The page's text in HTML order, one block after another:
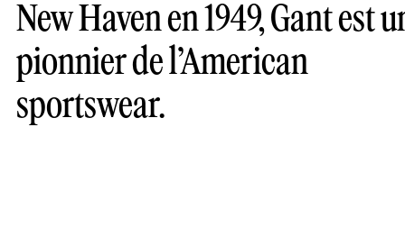
New Haven en 1949, Gant est
pionnier de l’American
sportswear.